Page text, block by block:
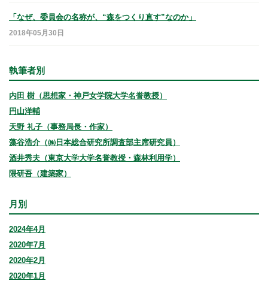
「なぜ、委員会の名称が、“森をつくり直す”なのか」
2018年05月30日
執筆者別
内田 樹（思想家・神戸女学院大学名誉教授）
円山洋輔
天野 礼子（事務局長・作家）
藻谷浩介（㈱日本総合研究所調査部主席研究員）
酒井秀夫（東京大学大学名誉教授・森林利用学）
隈研吾（建築家）
月別
2024年4月
2020年7月
2020年2月
2020年1月